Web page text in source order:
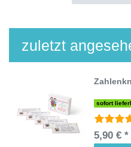
zuletzt
sofort
5,90 € *